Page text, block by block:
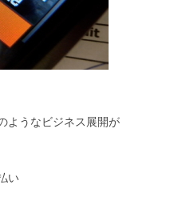
ようなビジネス展開が
い